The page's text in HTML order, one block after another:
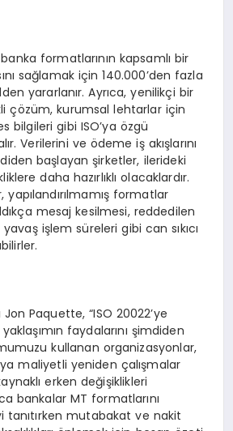
formatlarının kapsamlı bir
sağlamak için 140.000’den fazla
yararlanır. Ayrıca, yenilikçi bir
çözüm, kurumsal lehtarlar için
bilgileri gibi ISO’ya özgü
Verilerini ve ödeme iş akışlarını
başlayan şirketler, ilerideki
daha hazırlıklı olacaklardır.
formatlar
mesaj kesilmesi, reddedilen
işlem süreleri gibi can sıkıcı
Jon Paquette, “ISO 20022’ye
faydalarını şimdiden
kullanan organizasyonlar,
maliyetli yeniden çalışmalar
erken değişiklikleri
bankalar MT formatlarını
tanıtırken mutabakat ve nakit